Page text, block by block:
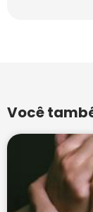
Você